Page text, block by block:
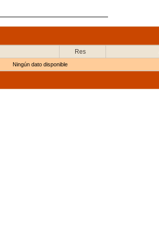
Res
Ningún dato disponible